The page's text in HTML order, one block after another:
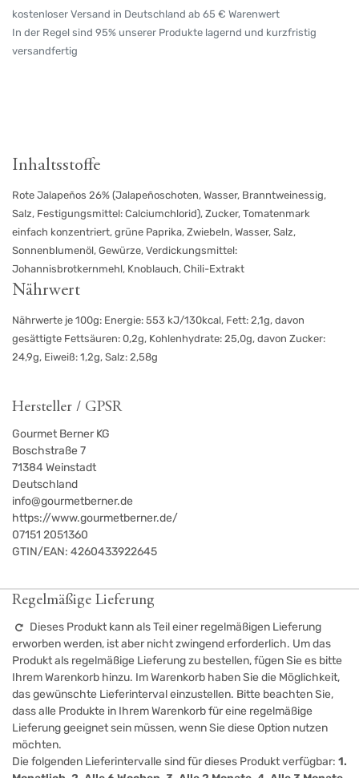
kostenloser Versand in Deutschland ab 65 € Warenwert
In der Regel sind 95% unserer Produkte lagernd und kurzfristig
versandfertig
Inhaltsstoffe
Rote Jalapeños 26% (Jalapeñoschoten, Wasser, Branntweinessig,
Salz, Festigungsmittel: Calciumchlorid), Zucker, Tomatenmark
einfach konzentriert, grüne Paprika, Zwiebeln, Wasser, Salz,
Sonnenblumenöl, Gewürze, Verdickungsmittel:
Johannisbrotkernmehl, Knoblauch, Chili-Extrakt
Nährwert
Nährwerte je 100g: Energie: 553 kJ/130kcal, Fett: 2,1g, davon
gesättigte Fettsäuren: 0,2g, Kohlenhydrate: 25,0g, davon Zucker:
24,9g, Eiweiß: 1,2g, Salz: 2,58g
Hersteller / GPSR
Gourmet Berner KG
Boschstraße 7
71384 Weinstadt
Deutschland
info@gourmetberner.de
https://www.gourmetberner.de/
07151 2051360
GTIN/EAN: 4260433922645
Regelmäßige Lieferung
Dieses Produkt kann als Teil einer regelmäßigen Lieferung
erworben werden, ist aber nicht zwingend erforderlich. Um das
Produkt als regelmäßige Lieferung zu bestellen, fügen Sie es bitte
Ihrem Warenkorb hinzu. Im Warenkorb haben Sie die Möglichkeit,
das gewünschte Lieferinterval einzustellen. Bitte beachten Sie,
dass alle Produkte in Ihrem Warenkorb für eine regelmäßige
Lieferung geeignet sein müssen, wenn Sie diese Option nutzen
möchten.
Die folgenden Lieferintervalle sind für dieses Produkt verfügbar: 1.